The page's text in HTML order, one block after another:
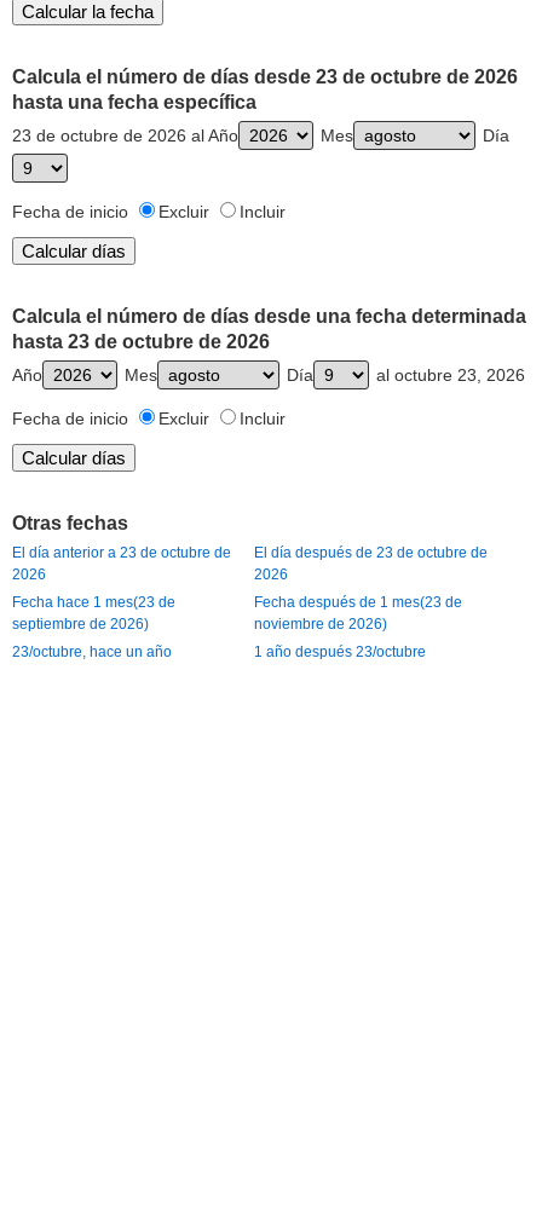
Calcula el número de días desde 23 de octubre de 2026
hasta una fecha específica
23 de octubre de 2026 al Año Mes Día
Fecha de inicio Excluir Incluir
Calcula el número de días desde una fecha determinada
hasta 23 de octubre de 2026
Año Mes Día al octubre 23, 2026
Fecha de inicio Excluir Incluir
Otras fechas
El día anterior a 23 de octubre de
2026
El día después de 23 de octubre de
2026
Fecha hace 1 mes(23 de
septiembre de 2026)
Fecha después de 1 mes(23 de
noviembre de 2026)
23/octubre, hace un año
1 año después 23/octubre